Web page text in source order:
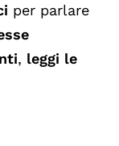
per parlare
, leggi le